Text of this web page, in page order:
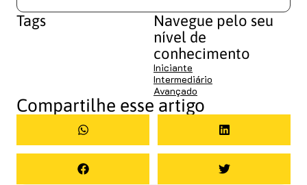
Tags
Navegue pelo seu
nível de
conhecimento
Iniciante
Intermediário
Avançado
Compartilhe esse artigo